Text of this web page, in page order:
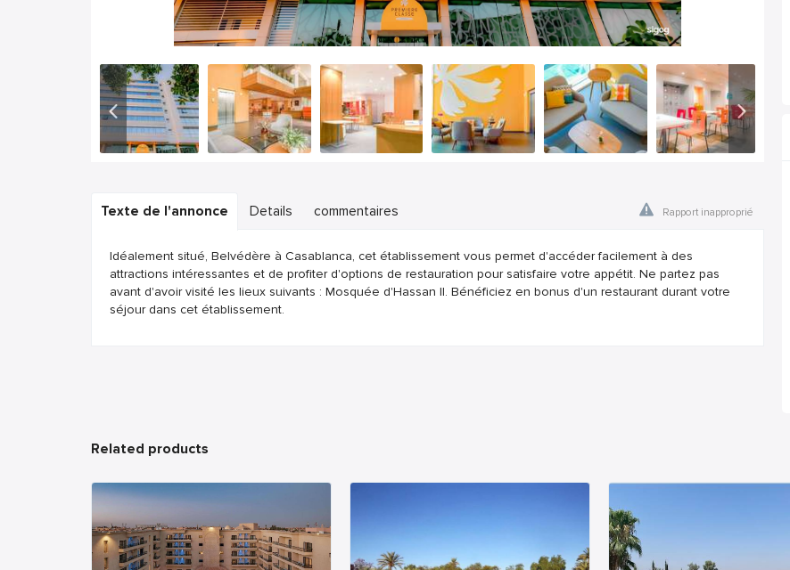
Texte de l'annonce Details commentaires Rapport inapproprié
Idéalement situé, Belvédère à Casablanca, cet établissement vous permet d'accéder facilement à des
attractions intéressantes et de profiter d'options de restauration pour satisfaire votre appétit. Ne partez pas
avant d'avoir visité les lieux suivants : Mosquée d'Hassan II. Bénéficiez en bonus d'un restaurant durant votre
séjour dans cet établissement.
Related products